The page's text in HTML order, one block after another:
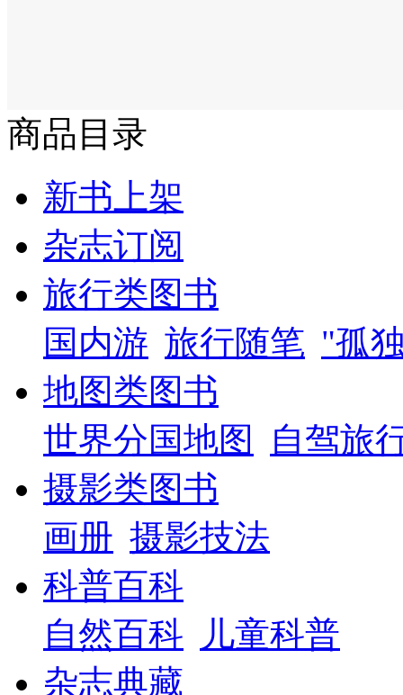
商品目录
新书上架
杂志订阅
旅行类图书
国内游 旅行随笔 "孤
地图类图书
世界分国地图
自驾旅
摄影类图书
画册 摄影技法
科普百科
自然百科
儿童科普
杂志典藏